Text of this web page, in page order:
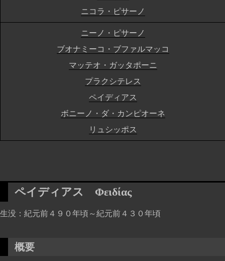
ニコラ・ピサーノ
ニーノ・ピサーノ
ブオナミーコ・ブファルマッコ
マッテオ・ガッタポーニ
プラクシテレス
ペイディアス
ボニーノ・ダ・カンピオーネ
リュシッポス
ペイディアス Φειδίας
生没 紀元前４９０年頃～紀元前４３０年頃
概要